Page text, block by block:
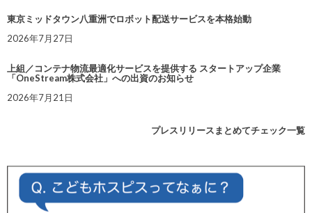
東京ミッドタウン八重洲でロボット配送サービスを本格始動
2026年7月27日
上組／コンテナ物流最適化サービスを提供する スタートアップ企業
「OneStream株式会社」への出資のお知らせ
2026年7月21日
プレスリリースまとめてチェック一覧